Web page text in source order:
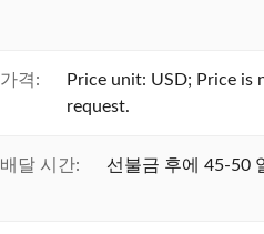
가격:
Price unit: USD; Price
request.
배달 시간: 선불금 후에 45-50